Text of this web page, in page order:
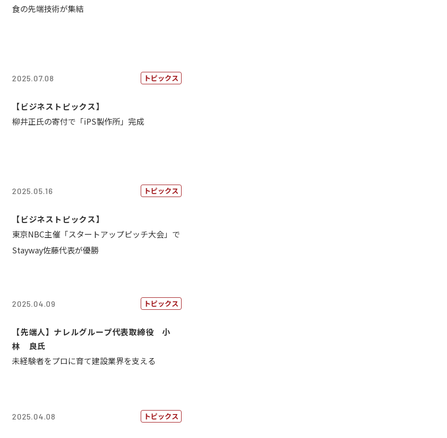
食の先端技術が集結
2025.07.08 トピックス
【ビジネストピックス】
柳井正氏の寄付で「iPS製作所」完成
2025.05.16 トピックス
【ビジネストピックス】
東京NBC主催「スタートアップピッチ大会」で
Stayway佐藤代表が優勝
2025.04.09 トピックス
【先端人】ナレルグループ代表取締役 小
林 良氏
未経験者をプロに育て建設業界を支える
2025.04.08 トピックス